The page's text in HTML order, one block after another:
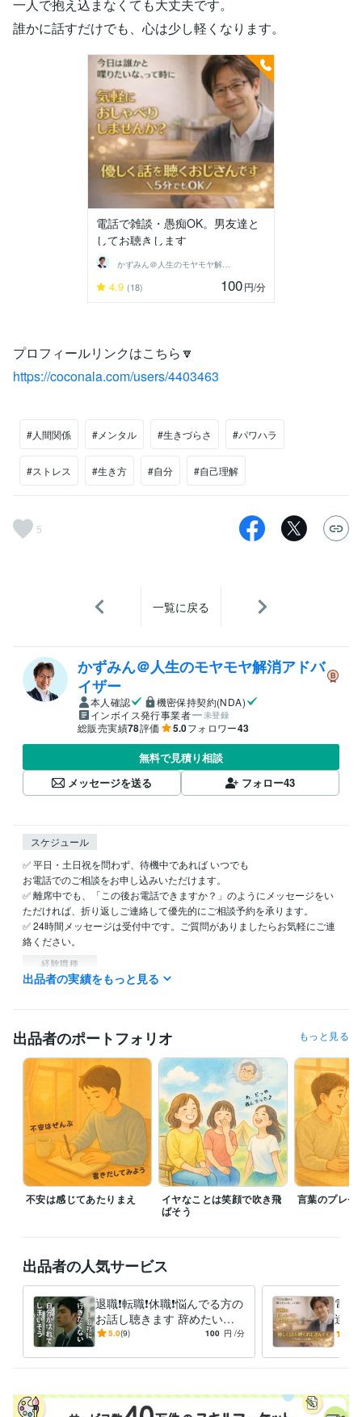
一人で抱え込まなくても大丈夫です。
誰かに話すだけでも、心は少し軽くなります。
電話で雑談・愚痴OK。男友達と
してお聴きします
かずみん＠人生のモヤモヤ解消アドバイザー
4.9 (18) 100円/分
プロフィールリンクはこちら🔽
https://coconala.com/users/4403463
#人間関係 #メンタル #生きづらさ #パワハラ
#ストレス #生き方 #自分 #自己理解
5
一覧に戻る
かずみん＠人生のモヤモヤ解消アドバ
イザー
本人確認
機密保持契約(NDA)
インボイス発行事業者
未登録
総販売実績78評価 5.0フォロワー43
無料で見積り相談
メッセージを送る
フォロー43
スケジュール
✅ 平日・土日祝を問わず、待機中であれば いつでも
お電話でのご相談をお申し込みいただけます。
✅ 離席中でも、「この後お電話できますか？」のようにメッセージをい
ただければ、折り返しご連絡して優先的にご相談予約を承ります。
✅ 24時間メッセージは受付中です。ご質問がありましたらお気軽にご連
絡ください。
経験職種
管理 / コンプライアンス 経験年数 : 4年
生産・品質管理 / 生産管理 経験年数 : 13年
生産・品質管理 / 品質保証
受賞歴
ココナラに2025/05/31に初出品 初出品したその日に購入されました
コミュニケーションの学校のスピーチアワードに登壇 早期退職して
も“お金と時間”を確保する方法。 生成AIの学校の全コース確認テスト
合格 生成AIプロンプトエンジニア検定合格
資格・検定
ISO9000審査員 取得年 : 2022年
歯科技工士 取得年 : 1986年
食品衛生責任者 取得年 : 2015年
取得年 : 1993年
WordPress:2年 Excel:25年Google スプレッドシート:3年
Google ドキュメント:3年
Word:25年
その他ツール
お客様のクレーム対応、報告:20年
社内問題の改善、ファシリテーション:20年
製造現場の事故調査・報告作成・お客様への説明:20年
出品者の実績をもっと見る
出品者のポートフォリオ もっと見る
不安は感じてあたりまえ
イヤなことは笑顔で吹き飛
ばそう
言葉のプレゼ
出品者の人気サービス
退職❗️転職❗️休職❗️悩んでる方の
お話し聴きます 辞めたいの
に辞められない、退職代行の
5.0(9) 100 円 /分
電話
達と
のお